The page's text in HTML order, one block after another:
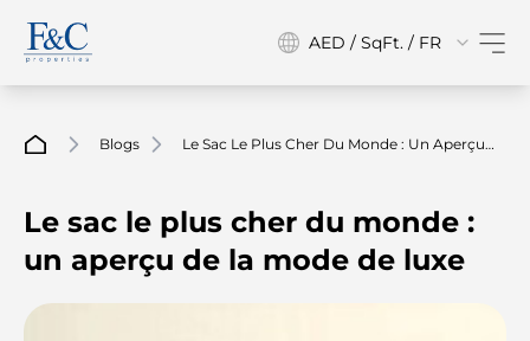
AED / SqFt. / FR
Blogs
Le Sac Le Plus Cher Du Monde : Un Aperçu
Le sac le plus cher du monde :
un aperçu de la mode de luxe